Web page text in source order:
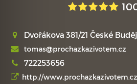
Dvořákova 381/21 České
tomas@prochazkazivotem.cz
722253656
http://www.prochazkazivotem.cz